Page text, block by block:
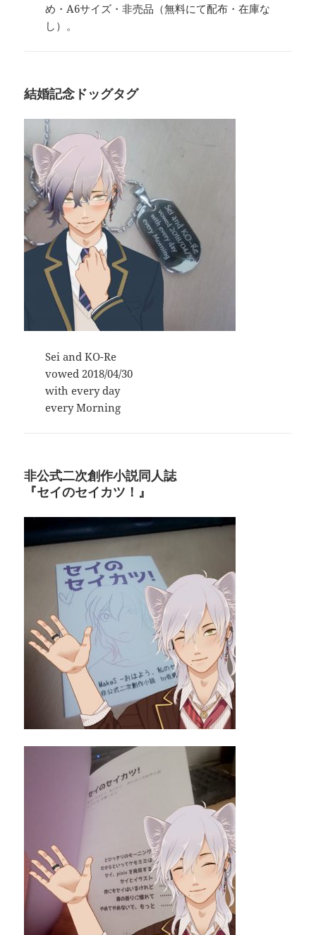
め・A6サイズ・非売品（無料にて配布・在庫な
し）。
結婚記念ドッグタグ
Sei and KO-Re
vowed 2018/04/30
with every day
every Morning
非公式二次創作小説同人誌
『セイのセイカツ！ 』